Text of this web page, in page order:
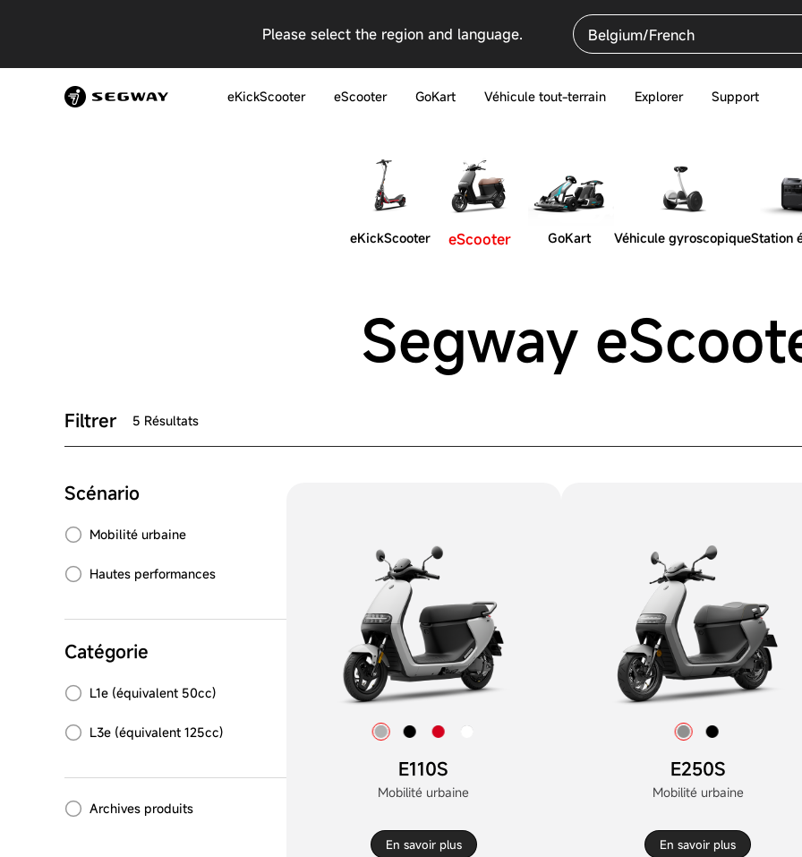
Please select the region and language. Belgium/French
eKickScooter eScooter GoKart Véhicule tout-terrain Explorer Support
eKickScooter eScooter GoKart Véhicule gyroscopiqueStation
Segway
Filtrer 5 Résultats
Scénario
Mobilité urbaine
Hautes performances
Catégorie
L1e (équivalent 50cc)
L3e (équivalent 125cc)
Archives produits
E110S
Mobilité urbaine
En savoir plus
E250S
Mobilité urbaine
En savoir plus